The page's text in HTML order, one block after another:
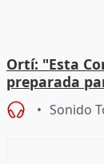
Ortí: "Esta
preparada
Sonido